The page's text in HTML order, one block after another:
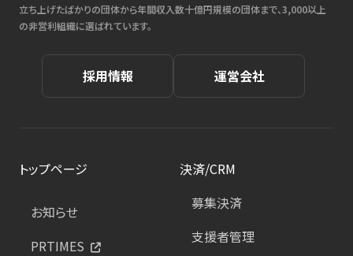
立ち上げたばかりの団体から年間収入数十億円規模の団体まで、3,000以上
の非営利組織に選ばれています。
採用情報 運営会社
トップページ
お知らせ
PRTIMES
決済/CRM
募集決済
支援者管理